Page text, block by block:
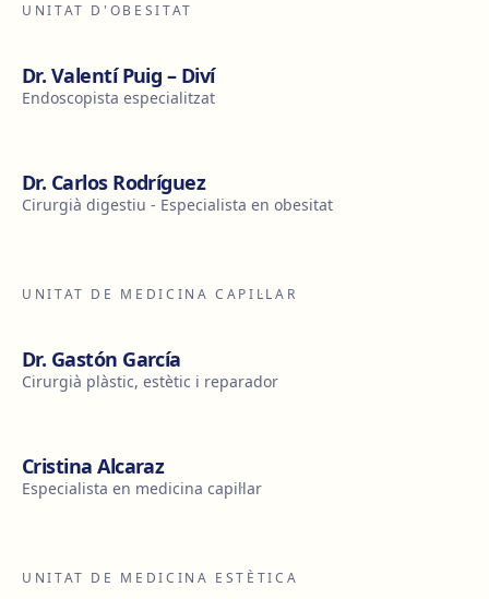
UNITAT D'OBESITAT
Dr. Valentí Puig – Diví
Endoscopista especialitzat
Dr. Carlos Rodríguez
Cirurgià digestiu - Especialista en obesitat
UNITAT DE MEDICINA CAPIL·LAR
Dr. Gastón García
Cirurgià plàstic, estètic i reparador
Cristina Alcaraz
Especialista en medicina capil·lar
UNITAT DE MEDICINA ESTÈTICA